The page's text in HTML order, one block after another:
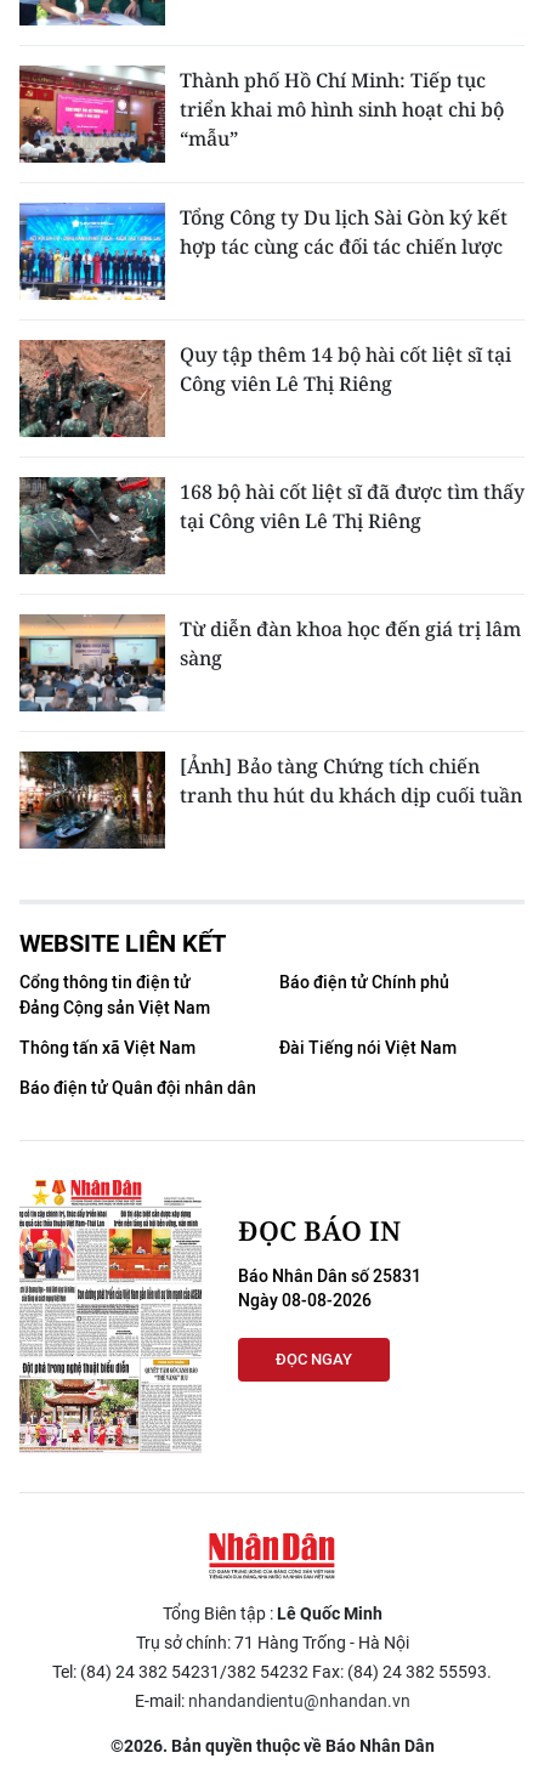
Thành phố Hồ Chí Minh: Tiếp tục
triển khai mô hình sinh hoạt chi bộ
“mẫu”
Tổng Công ty Du lịch Sài Gòn ký kết
hợp tác cùng các đối tác chiến lược
Quy tập thêm 14 bộ hài cốt liệt sĩ tại
Công viên Lê Thị Riêng
168 bộ hài cốt liệt sĩ đã được tìm thấy
tại Công viên Lê Thị Riêng
Từ diễn đàn khoa học đến giá trị lâm
sàng
[Ảnh] Bảo tàng Chứng tích chiến
tranh thu hút du khách dịp cuối tuần
WEBSITE LIÊN KẾT
Cổng thông tin điện tử
Đảng Cộng sản Việt Nam
Báo điện tử Chính phủ
Thông tấn xã Việt Nam
Đài Tiếng nói Việt Nam
Báo điện tử Quân đội nhân dân
ĐỌC BÁO IN
Báo Nhân Dân số 25831
Ngày 08-08-2026
ĐỌC NGAY
Tổng Biên tập :Lê Quốc Minh
Trụ sở chính: 71 Hàng Trống - Hà Nội
Tel: (84) 24 382 54231/382 54232 Fax: (84) 24 382 55593.
E-mail: nhandandientu@nhandan.vn
©2026. Bản quyền thuộc về Báo Nhân Dân